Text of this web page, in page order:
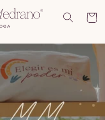
Carrito